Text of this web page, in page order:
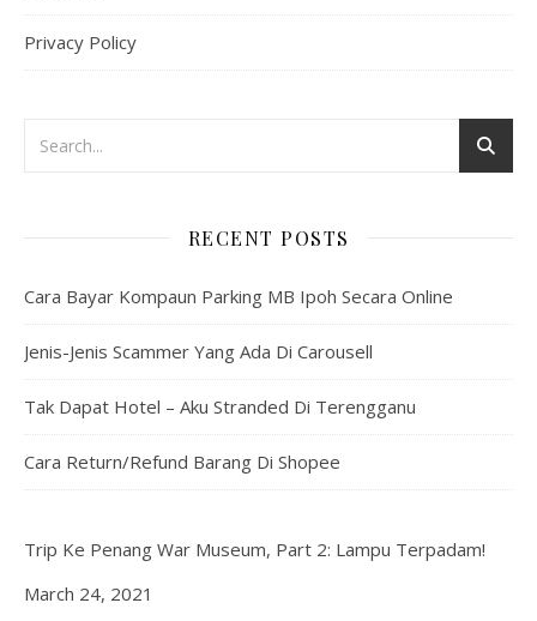
Privacy Policy
RECENT POSTS
Cara Bayar Kompaun Parking MB Ipoh Secara Online
Jenis-Jenis Scammer Yang Ada Di Carousell
Tak Dapat Hotel – Aku Stranded Di Terengganu
Cara Return/Refund Barang Di Shopee
Trip Ke Penang War Museum, Part 2: Lampu Terpadam!
Date
March 24, 2021